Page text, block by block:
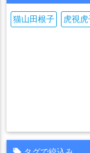
猫山田根子 虎視虎